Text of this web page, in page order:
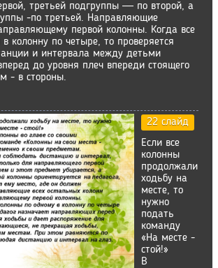
третьей подгруппы ― по второй, а
-по третьей. Направляющие
первой колонны. Когда все
в колонну по четыре, то проверяется
и интервала между детьми
до уровня плеч впереди стоящего
- в стороны.
22 слайд
Если все
колонны
продолжали
ходьбу на
месте, то
нужно
подать
команду
«На месте -
стой!»
В